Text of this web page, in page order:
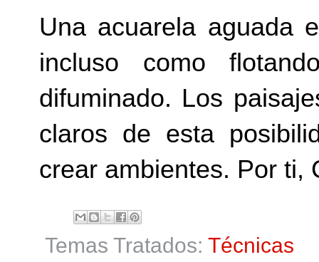
Una acuarela aguada
incluso como
difuminado. Los
claros de esta
crear ambientes. Por ti,
Temas Tratados: Técnicas